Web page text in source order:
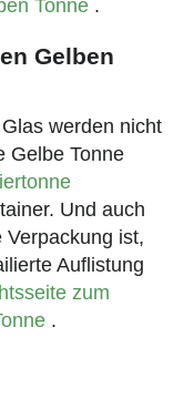
Tonne .
Gelben
werden nicht
Gelbe Tonne
Und auch
ist,
Auflistung
zum
.